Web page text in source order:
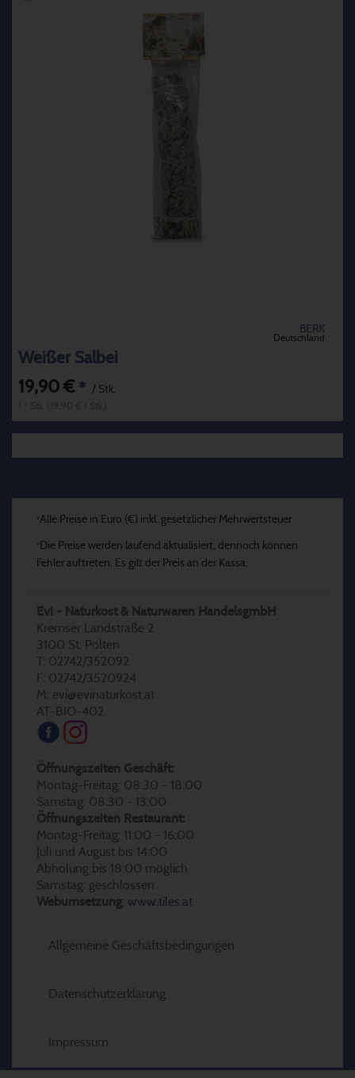
BERK
Deutschland
Weißer Salbei
19,90 € * / Stk.
*Alle Preise in Euro (€) inkl. gesetzlicher Mehrwertsteuer
* Die Preise werden laufend aktualisiert, dennoch können
Fehler auftreten. Es gilt der Preis an der Kassa.
Evi - Naturkost & Naturwaren HandelsgmbH
Kremser Landstraße 2
3100 St. Pölten
T: 02742/352092
F: 02742/3520924
M: evi@evinaturkost.at
AT-BIO-402
Öffnungszeiten Geschäft:
Montag-Freitag: 08:30 - 18:00
Samstag: 08:30 - 13:00
Öffnungszeiten Restaurant:
Montag-Freitag: 11:00 - 16:00
Juli und August bis 14:00
Abholung bis 18:00 möglich
Samstag: geschlossen
Webumsetzung: www.tiles.at
Allgemeine Geschäftsbedingungen
Datenschutzerklärung
Impressum